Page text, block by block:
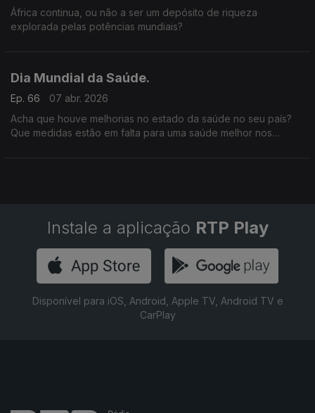
África continua, ou não a ser um depósito de riqueza
explorada pelas potências mundiais?
Dia Mundial da Saúde.
Ep. 66
07 abr. 2026
Acha que houve melhorias no estado da saúde no seu país?
Que medidas estão em falta para uma saúde melhor nos
Instale a aplicação RTP Play
Disponível para iOS, Android, Apple TV, Android TV e
CarPlay